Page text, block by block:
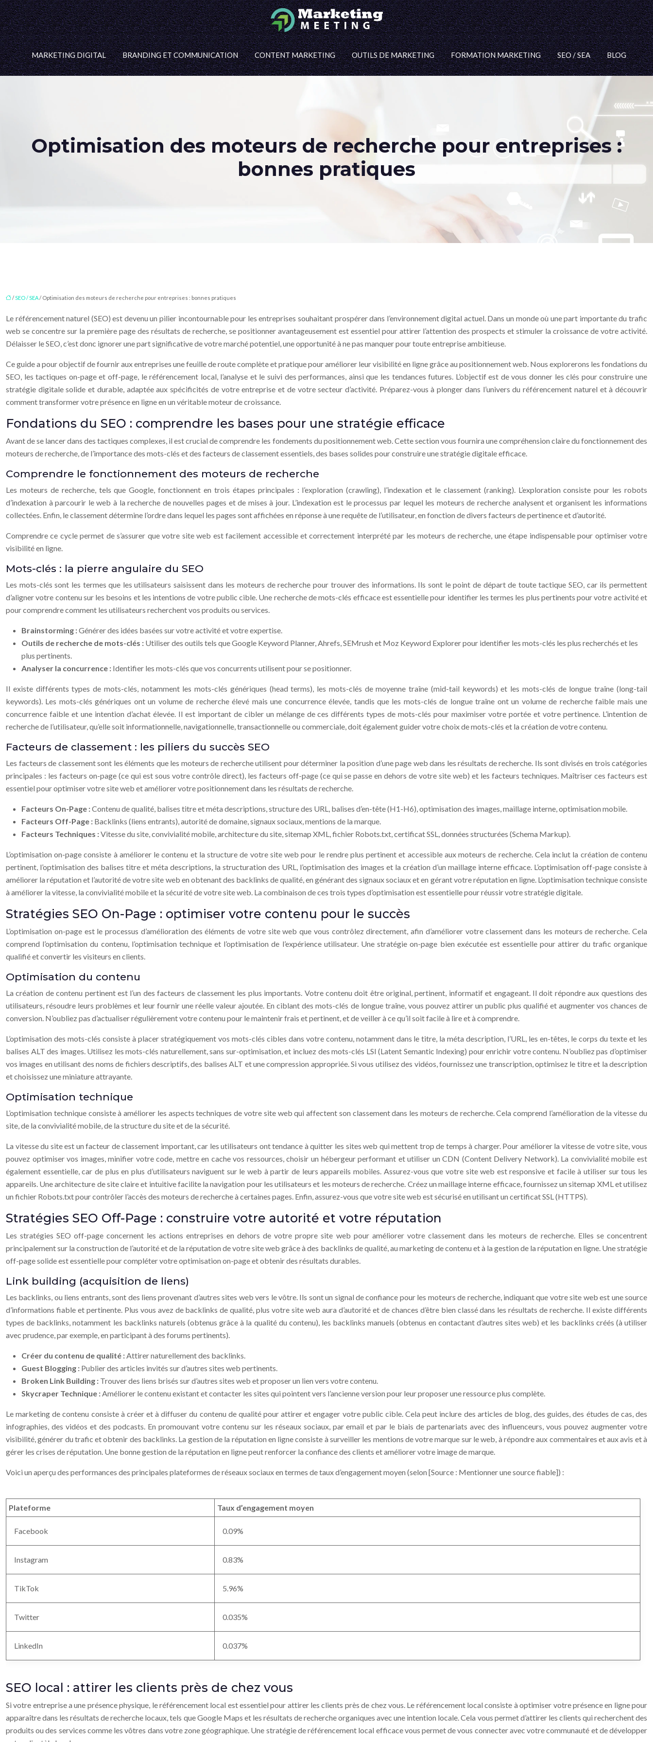
MARKETING DIGITAL BRANDING ET COMMUNICATION CONTENT MARKETING OUTILS DE MARKETING FORMATION MARKETING SEO / SEA BLOG
Optimisation des moteurs de recherche pour entreprises :
bonnes pratiques
/SEO / SEA/ Optimisation des moteurs de recherche pour entreprises : bonnes pratiques
Le référencement naturel (SEO) est devenu un pilier incontournable pour les entreprises souhaitant prospérer dans l’environnement digital actuel. Dans un monde où une part importante du trafic
web se concentre sur la première page des résultats de recherche, se positionner avantageusement est essentiel pour attirer l’attention des prospects et stimuler la croissance de votre activité.
Délaisser le SEO, c’est donc ignorer une part significative de votre marché potentiel, une opportunité à ne pas manquer pour toute entreprise ambitieuse.
Ce guide a pour objectif de fournir aux entreprises une feuille de route complète et pratique pour améliorer leur visibilité en ligne grâce au positionnement web. Nous explorerons les fondations du
SEO, les tactiques on-page et off-page, le référencement local, l’analyse et le suivi des performances, ainsi que les tendances futures. L’objectif est de vous donner les clés pour construire une
stratégie digitale solide et durable, adaptée aux spécificités de votre entreprise et de votre secteur d’activité. Préparez-vous à plonger dans l’univers du référencement naturel et à découvrir
comment transformer votre présence en ligne en un véritable moteur de croissance.
Fondations du SEO : comprendre les bases pour une stratégie efficace
Avant de se lancer dans des tactiques complexes, il est crucial de comprendre les fondements du positionnement web. Cette section vous fournira une compréhension claire du fonctionnement des
moteurs de recherche, de l’importance des mots-clés et des facteurs de classement essentiels, des bases solides pour construire une stratégie digitale efficace.
Comprendre le fonctionnement des moteurs de recherche
Les moteurs de recherche, tels que Google, fonctionnent en trois étapes principales : l’exploration (crawling), l’indexation et le classement (ranking). L’exploration consiste pour les robots
d’indexation à parcourir le web à la recherche de nouvelles pages et de mises à jour. L’indexation est le processus par lequel les moteurs de recherche analysent et organisent les informations
collectées. Enfin, le classement détermine l’ordre dans lequel les pages sont affichées en réponse à une requête de l’utilisateur, en fonction de divers facteurs de pertinence et d’autorité.
Comprendre ce cycle permet de s’assurer que votre site web est facilement accessible et correctement interprété par les moteurs de recherche, une étape indispensable pour optimiser votre
visibilité en ligne.
Mots-clés : la pierre angulaire du SEO
Les mots-clés sont les termes que les utilisateurs saisissent dans les moteurs de recherche pour trouver des informations. Ils sont le point de départ de toute tactique SEO, car ils permettent
d’aligner votre contenu sur les besoins et les intentions de votre public cible. Une recherche de mots-clés efficace est essentielle pour identifier les termes les plus pertinents pour votre activité et
pour comprendre comment les utilisateurs recherchent vos produits ou services.
Brainstorming :Générer des idées basées sur votre activité et votre expertise.
Outils de recherche de mots-clés : Utiliser des outils tels que Google Keyword Planner, Ahrefs, SEMrush et Moz Keyword Explorer pour identifier les mots-clés les plus recherchés et les
plus pertinents.
Analyser la concurrence : Identifier les mots-clés que vos concurrents utilisent pour se positionner.
Il existe différents types de mots-clés, notamment les mots-clés génériques (head terms), les mots-clés de moyenne traîne (mid-tail keywords) et les mots-clés de longue traîne (long-tail
keywords). Les mots-clés génériques ont un volume de recherche élevé mais une concurrence élevée, tandis que les mots-clés de longue traîne ont un volume de recherche faible mais une
concurrence faible et une intention d’achat élevée. Il est important de cibler un mélange de ces différents types de mots-clés pour maximiser votre portée et votre pertinence. L’intention de
recherche de l’utilisateur, qu’elle soit informationnelle, navigationnelle, transactionnelle ou commerciale, doit également guider votre choix de mots-clés et la création de votre contenu.
Facteurs de classement : les piliers du succès SEO
Les facteurs de classement sont les éléments que les moteurs de recherche utilisent pour déterminer la position d’une page web dans les résultats de recherche. Ils sont divisés en trois catégories
principales : les facteurs on-page (ce qui est sous votre contrôle direct), les facteurs off-page (ce qui se passe en dehors de votre site web) et les facteurs techniques. Maîtriser ces facteurs est
essentiel pour optimiser votre site web et améliorer votre positionnement dans les résultats de recherche.
Facteurs On-Page :Contenu de qualité, balises titre et méta descriptions, structure des URL, balises d’en-tête (H1-H6), optimisation des images, maillage interne, optimisation mobile.
Facteurs Off-Page : Backlinks (liens entrants), autorité de domaine, signaux sociaux, mentions de la marque.
Facteurs Techniques :Vitesse du site, convivialité mobile, architecture du site, sitemap XML, fichier Robots.txt, certificat SSL, données structurées (Schema Markup).
L’optimisation on-page consiste à améliorer le contenu et la structure de votre site web pour le rendre plus pertinent et accessible aux moteurs de recherche. Cela inclut la création de contenu
pertinent, l’optimisation des balises titre et méta descriptions, la structuration des URL, l’optimisation des images et la création d’un maillage interne efficace. L’optimisation off-page consiste à
améliorer la réputation et l’autorité de votre site web en obtenant des backlinks de qualité, en générant des signaux sociaux et en gérant votre réputation en ligne. L’optimisation technique consiste
à améliorer la vitesse, la convivialité mobile et la sécurité de votre site web. La combinaison de ces trois types d’optimisation est essentielle pour réussir votre stratégie digitale.
Stratégies SEO On-Page : optimiser votre contenu pour le succès
L’optimisation on-page est le processus d’amélioration des éléments de votre site web que vous contrôlez directement, afin d’améliorer votre classement dans les moteurs de recherche. Cela
comprend l’optimisation du contenu, l’optimisation technique et l’optimisation de l’expérience utilisateur. Une stratégie on-page bien exécutée est essentielle pour attirer du trafic organique
qualifié et convertir les visiteurs en clients.
Optimisation du contenu
La création de contenu pertinent est l’un des facteurs de classement les plus importants. Votre contenu doit être original, pertinent, informatif et engageant. Il doit répondre aux questions des
utilisateurs, résoudre leurs problèmes et leur fournir une réelle valeur ajoutée. En ciblant des mots-clés de longue traîne, vous pouvez attirer un public plus qualifié et augmenter vos chances de
conversion. N’oubliez pas d’actualiser régulièrement votre contenu pour le maintenir frais et pertinent, et de veiller à ce qu’il soit facile à lire et à comprendre.
L’optimisation des mots-clés consiste à placer stratégiquement vos mots-clés cibles dans votre contenu, notamment dans le titre, la méta description, l’URL, les en-têtes, le corps du texte et les
balises ALT des images. Utilisez les mots-clés naturellement, sans sur-optimisation, et incluez des mots-clés LSI (Latent Semantic Indexing) pour enrichir votre contenu. N’oubliez pas d’optimiser
vos images en utilisant des noms de fichiers descriptifs, des balises ALT et une compression appropriée. Si vous utilisez des vidéos, fournissez une transcription, optimisez le titre et la description
et choisissez une miniature attrayante.
Optimisation technique
L’optimisation technique consiste à améliorer les aspects techniques de votre site web qui affectent son classement dans les moteurs de recherche. Cela comprend l’amélioration de la vitesse du
site, de la convivialité mobile, de la structure du site et de la sécurité.
La vitesse du site est un facteur de classement important, car les utilisateurs ont tendance à quitter les sites web qui mettent trop de temps à charger. Pour améliorer la vitesse de votre site, vous
pouvez optimiser vos images, minifier votre code, mettre en cache vos ressources, choisir un hébergeur performant et utiliser un CDN (Content Delivery Network). La convivialité mobile est
également essentielle, car de plus en plus d’utilisateurs naviguent sur le web à partir de leurs appareils mobiles. Assurez-vous que votre site web est responsive et facile à utiliser sur tous les
appareils. Une architecture de site claire et intuitive facilite la navigation pour les utilisateurs et les moteurs de recherche. Créez un maillage interne efficace, fournissez un sitemap XML et utilisez
un fichier Robots.txt pour contrôler l’accès des moteurs de recherche à certaines pages. Enfin, assurez-vous que votre site web est sécurisé en utilisant un certificat SSL (HTTPS).
Stratégies SEO Off-Page : construire votre autorité et votre réputation
Les stratégies SEO off-page concernent les actions entreprises en dehors de votre propre site web pour améliorer votre classement dans les moteurs de recherche. Elles se concentrent
principalement sur la construction de l’autorité et de la réputation de votre site web grâce à des backlinks de qualité, au marketing de contenu et à la gestion de la réputation en ligne. Une stratégie
off-page solide est essentielle pour compléter votre optimisation on-page et obtenir des résultats durables.
Link building (acquisition de liens)
Les backlinks, ou liens entrants, sont des liens provenant d’autres sites web vers le vôtre. Ils sont un signal de confiance pour les moteurs de recherche, indiquant que votre site web est une source
d’informations fiable et pertinente. Plus vous avez de backlinks de qualité, plus votre site web aura d’autorité et de chances d’être bien classé dans les résultats de recherche. Il existe différents
types de backlinks, notamment les backlinks naturels (obtenus grâce à la qualité du contenu), les backlinks manuels (obtenus en contactant d’autres sites web) et les backlinks créés (à utiliser
avec prudence, par exemple, en participant à des forums pertinents).
Créer du contenu de qualité :Attirer naturellement des backlinks.
Guest Blogging : Publier des articles invités sur d’autres sites web pertinents.
Broken Link Building : Trouver des liens brisés sur d’autres sites web et proposer un lien vers votre contenu.
Skycraper Technique :Améliorer le contenu existant et contacter les sites qui pointent vers l’ancienne version pour leur proposer une ressource plus complète.
Le marketing de contenu consiste à créer et à diffuser du contenu de qualité pour attirer et engager votre public cible. Cela peut inclure des articles de blog, des guides, des études de cas, des
infographies, des vidéos et des podcasts. En promouvant votre contenu sur les réseaux sociaux, par email et par le biais de partenariats avec des influenceurs, vous pouvez augmenter votre
visibilité, générer du trafic et obtenir des backlinks. La gestion de la réputation en ligne consiste à surveiller les mentions de votre marque sur le web, à répondre aux commentaires et aux avis et à
gérer les crises de réputation. Une bonne gestion de la réputation en ligne peut renforcer la confiance des clients et améliorer votre image de marque.
Voici un aperçu des performances des principales plateformes de réseaux sociaux en termes de taux d’engagement moyen (selon [Source : Mentionner une source fiable]) :
Plateforme Taux d’engagement moyen
Facebook 0.09%
Instagram 0.83%
TikTok 5.96%
Twitter 0.035%
LinkedIn 0.037%
SEO local : attirer les clients près de chez vous
Si votre entreprise a une présence physique, le référencement local est essentiel pour attirer les clients près de chez vous. Le référencement local consiste à optimiser votre présence en ligne pour
apparaître dans les résultats de recherche locaux, tels que Google Maps et les résultats de recherche organiques avec une intention locale. Cela vous permet d’attirer les clients qui recherchent des
produits ou des services comme les vôtres dans votre zone géographique. Une stratégie de référencement local efficace vous permet de vous connecter avec votre communauté et de développer